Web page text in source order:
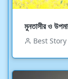
মুনতাসীর ও
Best Story